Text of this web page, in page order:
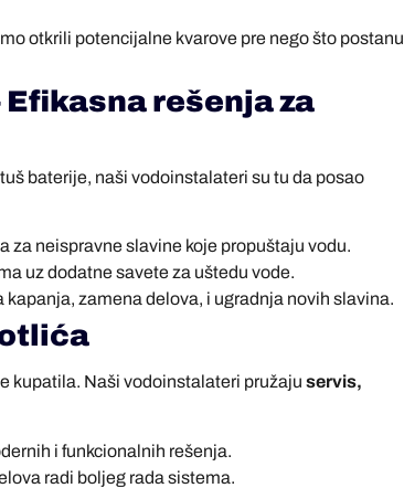
otkrili potencijalne kvarove pre nego što postanu
rešenja za
baterije, naši vodoinstalateri su tu da posao
za neispravne slavine koje propuštaju vodu.
uz dodatne savete za uštedu vode.
kapanja, zamena delova, i ugradnja novih slavina.
kupatila. Naši vodoinstalateri pružaju servis,
i funkcionalnih rešenja.
radi boljeg rada sistema.